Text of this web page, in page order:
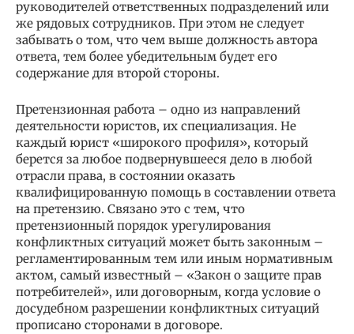
руководителей ответственных подразделений или
же рядовых сотрудников. При этом не следует
забывать о том, что чем выше должность автора
ответа, тем более убедительным будет его
содержание для второй стороны.
Претензионная работа – одно из направлений
деятельности юристов, их специализация. Не
каждый юрист «широкого профиля», который
берется за любое подвернувшееся дело в любой
отрасли права, в состоянии оказать
квалифицированную помощь в составлении ответа
на претензию. Связано это с тем, что
претензионный порядок урегулирования
конфликтных ситуаций может быть законным –
регламентированным тем или иным нормативным
актом, самый известный – «Закон о защите прав
потребителей», или договорным, когда условие о
досудебном разрешении конфликтных ситуаций
прописано сторонами в договоре.